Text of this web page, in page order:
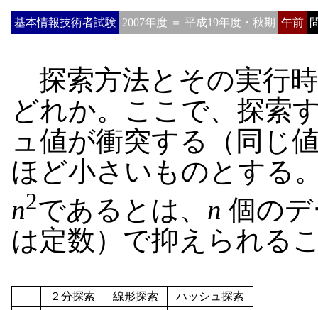
基本情報技術者試験 2007年度 ＝ 平成19年度・秋期 午前
探索方法とその実行
どれか。ここで、探索
ュ値が衝突する（同じ
ほど小さいものとする
n2であるとは、 n 個の
は定数）で抑えられる
２分探索 線形探索
ハッシュ探索